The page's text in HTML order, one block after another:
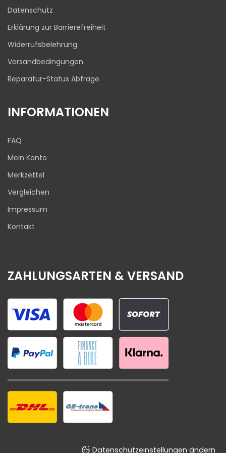
Datenschutz
Erklärung zur Barrierefreiheit
Widerrufsbelehrung
Versandbedingungen
Reparatur-Status Abfrage
INFORMATIONEN
FAQ
Mein Konto
Merkzettel
Vergleichen
Impressum
Kontakt
ZAHLUNGSARTEN & VERSAND
Datenschutzeinstellungen ändern